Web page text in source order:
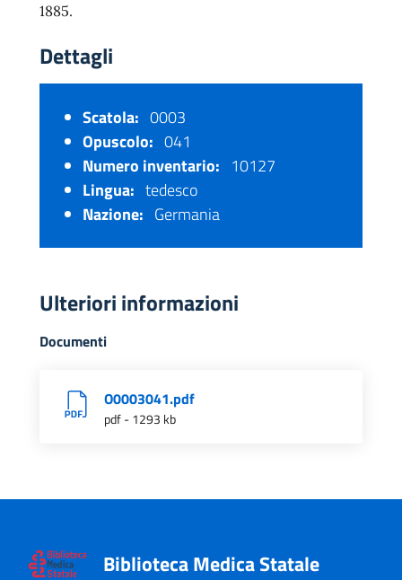
1885.
Dettagli
Scatola: 0003
Opuscolo: 041
Numero inventario: 10127
Lingua: tedesco
Nazione: Germania
Ulteriori informazioni
Documenti
O0003041.pdf
pdf - 1293 kb
Biblioteca Medica Statale